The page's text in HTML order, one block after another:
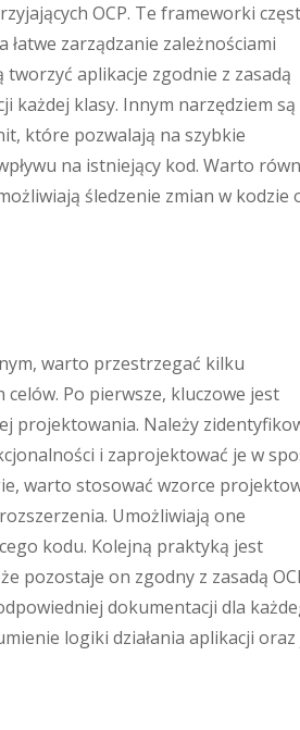
OCP. Te frameworki
zarządzanie zależnościami
aplikacje zgodnie z zasadą
każdej klasy. Innym narzędziem są
które pozwalają na szybkie
na istniejący kod. Warto
śledzenie zmian w kodzie
warto przestrzegać kilku
Po pierwsze, kluczowe jest
projektowania. Należy
i zaprojektować je w
warto stosować wzorce
Umożliwiają one
kodu. Kolejną praktyką jest
pozostaje on zgodny z zasadą
dokumentacji dla
logiki działania aplikacji oraz